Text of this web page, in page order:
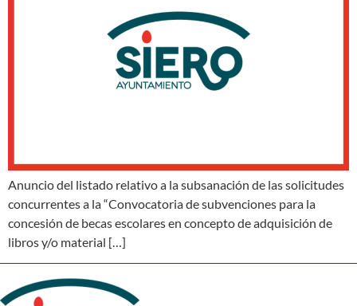
Anuncio del listado relativo a la subsanación de las solicitudes
concurrentes a la “Convocatoria de subvenciones para la
concesión de becas escolares en concepto de adquisición de
libros y/o material […]